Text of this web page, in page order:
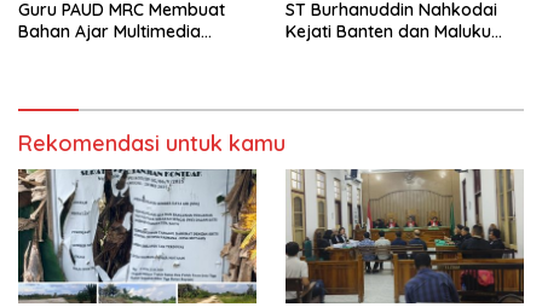
Guru PAUD MRC Membuat
Bahan Ajar Multimedia
ST Burhanuddin Nahkodai
Kejati Banten dan Maluku
Rekomendasi untuk kamu